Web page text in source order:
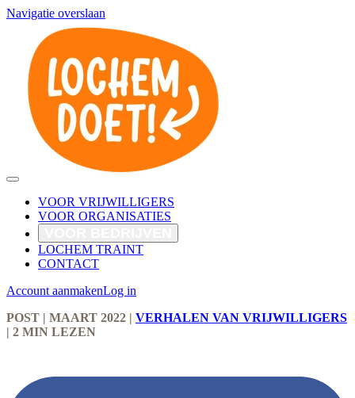
Navigatie overslaan
VOOR VRIJWILLIGERS
VOOR ORGANISATIES
LOCHEM TRAINT
CONTACT
Account aanmakenLog in
POST | MAART 2022 | VERHALEN VAN VRIJWILLIGERS
| 2 MIN LEZEN